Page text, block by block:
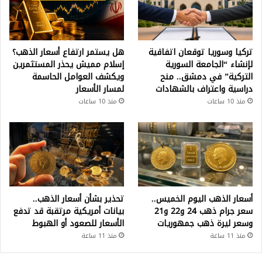
تركيا وسوريا توقعان اتفاقية
لإنشاء “الجامعة السورية
التركية” في دمشق.. منح
دراسية واعتراف بالشهادات
منذ 10 ساعات
هل يستمر ارتفاع أسعار الذهب؟
إسلام مميش يحذر المستثمرين
ويكشف العوامل الحاسمة
لمسار الأسعار
منذ 10 ساعات
أسعار الذهب اليوم الخميس..
سعر جرام ذهب 24 و22 و21
وسعر ليرة ذهب جمهوريات
منذ 11 ساعة
تحذير بشأن أسعار الذهب..
بيانات أمريكية مرتقبة قد تدفع
الأسعار للصعود أو الهبوط
منذ 11 ساعة